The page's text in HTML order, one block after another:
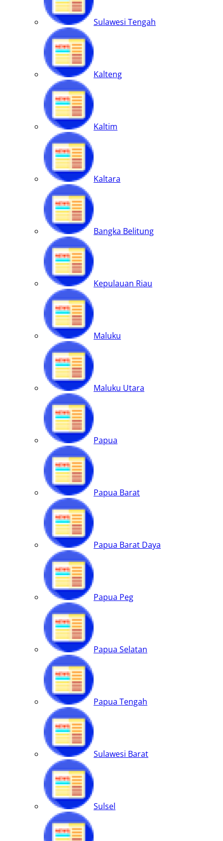
Sulawesi Tengah
Kalteng
Kaltim
Kaltara
Bangka Belitung
Kepulauan Riau
Maluku
Maluku Utara
Papua
Papua Barat
Papua Barat Daya
Papua Peg
Papua Selatan
Papua Tengah
Sulawesi Barat
Sulsel